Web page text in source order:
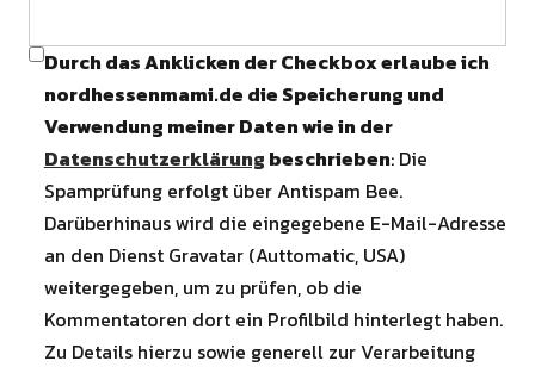
Durch das Anklicken der Checkbox erlaube ich
nordhessenmami.de die Speicherung und
Verwendung meiner Daten wie in der
Datenschutzerklärung beschrieben: Die
Spamprüfung erfolgt über Antispam Bee.
Darüberhinaus wird die eingegebene E-Mail-Adresse
an den Dienst Gravatar (Auttomatic, USA)
weitergegeben, um zu prüfen, ob die
Kommentatoren dort ein Profilbild hinterlegt haben.
Zu Details hierzu sowie generell zur Verarbeitung